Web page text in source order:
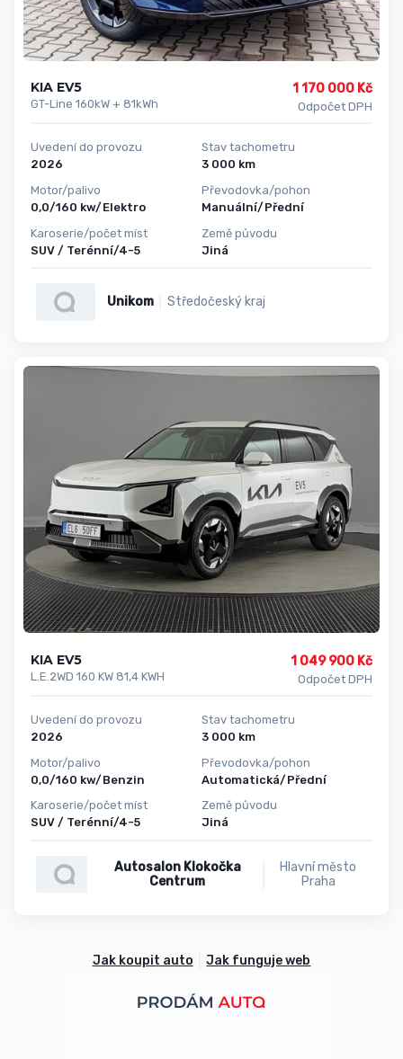
KIA EV5
GT-Line 160kW + 81kWh
1 170 000 Kč
Odpočet DPH
Uvedení do provozu
2026
Motor/palivo
0,0/160 kw/Elektro
Karoserie/počet míst
SUV / Terénní/4-5
Stav tachometru
3 000 km
Převodovka/pohon
Manuální/Přední
Země původu
Jiná
Unikom Středočeský kraj
KIA EV5
L.E.2WD 160 KW 81,4 KWH
1 049 900 Kč
Odpočet DPH
Uvedení do provozu
2026
Motor/palivo
0,0/160 kw/Benzin
Karoserie/počet míst
SUV / Terénní/4-5
Stav tachometru
3 000 km
Převodovka/pohon
Automatická/Přední
Země původu
Jiná
Autosalon Klokočka
Centrum
Hlavní město
Praha
Jak koupit auto Jak funguje web